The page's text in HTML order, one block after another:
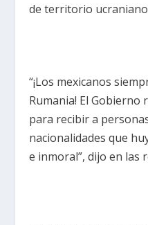
de territorio
“¡Los mexicanos
Rumania! El
para recibir a
nacionalidades que
e inmoral”, dijo en las